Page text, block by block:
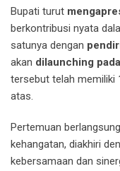
Bupati turut
berkontribusi nyata
satunya dengan
akan dilaunching
tersebut telah memiliki
atas.
Pertemuan
kehangatan, diakhiri
kebersamaan dan